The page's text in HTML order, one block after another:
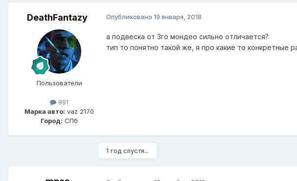
DeathFantazy
Пользователи
991
Марка авто: vaz 2170
Город: CПб
Опубликовано 19 января, 2018
а подвеска от 3го мондео сильно отличается?
тип то понятно такой же, я про какие то конкретные
1 год спустя...